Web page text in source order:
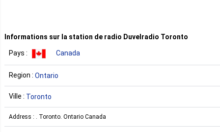
Informations sur la station de radio Duvelradio Toronto
Pays : Canada
Region : Ontario
Ville : Toronto
Address : . Toronto. Ontario Canada